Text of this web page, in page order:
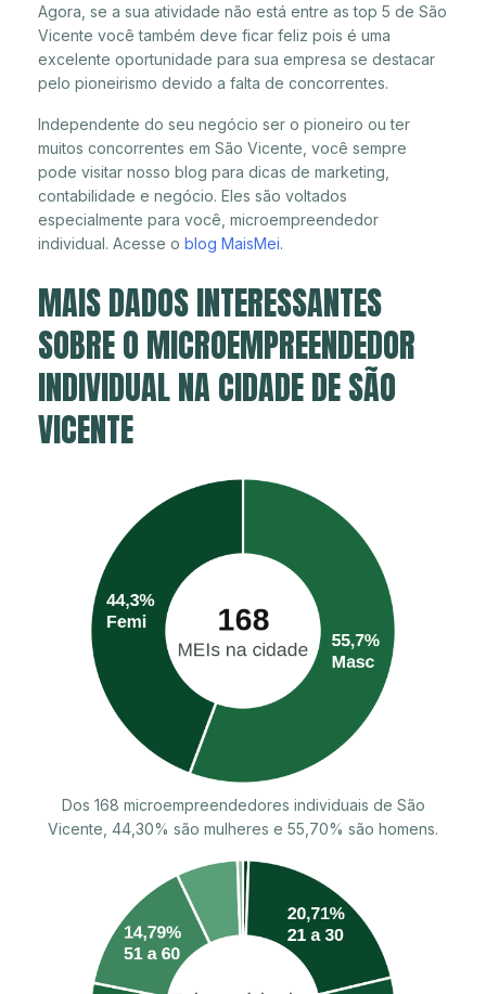
Agora, se a sua atividade não está entre as top 5 de São
Vicente você também deve ficar feliz pois é uma
excelente oportunidade para sua empresa se destacar
pelo pioneirismo devido a falta de concorrentes.
Independente do seu negócio ser o pioneiro ou ter
muitos concorrentes em São Vicente, você sempre
pode visitar nosso blog para dicas de marketing,
contabilidade e negócio. Eles são voltados
especialmente para você, microempreendedor
individual. Acesse o blog MaisMei.
MAIS DADOS INTERESSANTES
SOBRE O MICROEMPREENDEDOR
INDIVIDUAL NA CIDADE DE SÃO
VICENTE
Dos 168 microempreendedores individuais de São
Vicente, 44,30% são mulheres e 55,70% são homens.